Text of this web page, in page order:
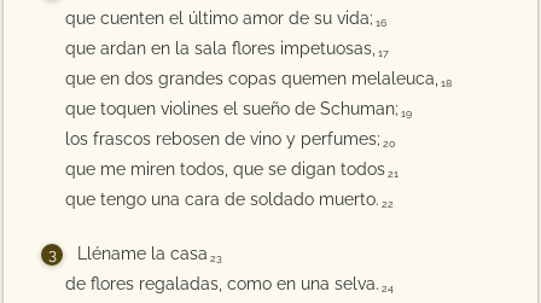
que cuenten el último amor de su vida; 16
que ardan en la sala flores impetuosas, 17
que en dos grandes copas quemen melaleuca, 18
que toquen violines el sueño de Schuman; 19
los frascos rebosen de vino y perfumes; 20
que me miren todos, que se digan todos 21
que tengo una cara de soldado muerto. 22
Lléname la casa 23
de flores regaladas, como en una selva. 24